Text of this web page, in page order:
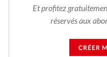
Et profitez
réservés aux
CRÉER